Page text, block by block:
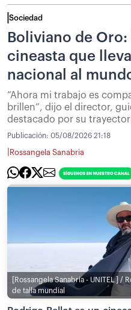
Sociedad
Boliviano de
cineasta que
nacional al
“Ahora mi trabajo es
brillen”, dijo el director,
destacado por su
Publicación: 05/08/2026 21:18
Rossangela Sanabria
[Rossangela Sanabria - UNITEL ] /
de talla mundial